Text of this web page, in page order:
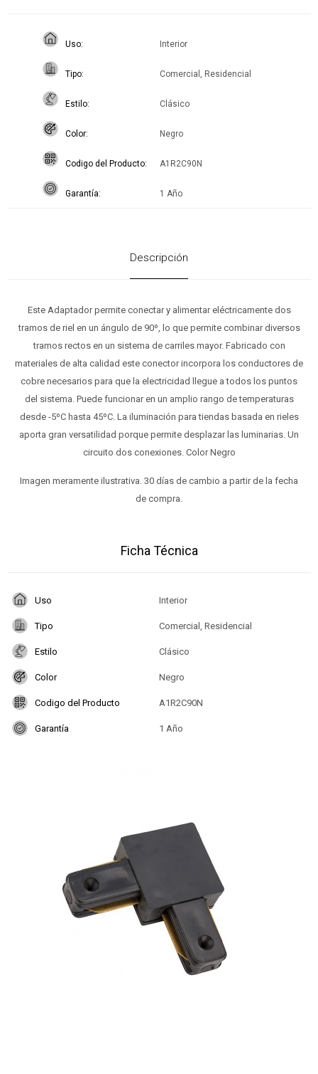
Uso Interior
Tipo Comercial, Residencial
Estilo Clásico
Color Negro
Codigo del Producto A1R2C90N
Garantía 1 Año
Descripción
Este Adaptador permite conectar y alimentar eléctricamente dos
tramos de riel en un ángulo de 90º, lo que permite combinar diversos
tramos rectos en un sistema de carriles mayor. Fabricado con
materiales de alta calidad este conector incorpora los conductores de
cobre necesarios para que la electricidad llegue a todos los puntos
del sistema. Puede funcionar en un amplio rango de temperaturas
desde -5ºC hasta 45ºC. La iluminación para tiendas basada en rieles
aporta gran versatilidad porque permite desplazar las luminarias. Un
circuito dos conexiones. Color Negro
Imagen meramente ilustrativa. 30 días de cambio a partir de la fecha
de compra.
Ficha Técnica
Uso Interior
Tipo Comercial, Residencial
Estilo Clásico
Color Negro
Codigo del Producto A1R2C90N
Garantía 1 Año